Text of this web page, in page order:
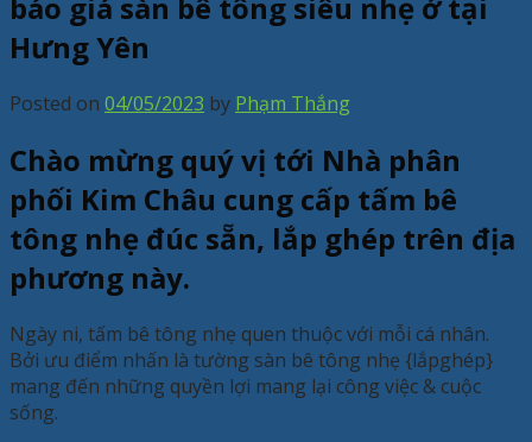
Hưng Yên
Posted on 04/05/2023 by Phạm Thắng
Chào mừng quý vị tới Nhà phân
phối Kim Châu cung cấp tấm bê
tông nhẹ đúc sẵn, lắp ghép trên địa
phương này.
Ngày ni, tấm bê tông nhẹ quen thuộc với mỗi cá nhân.
Bởi ưu điểm nhấn là tường sàn bê tông nhẹ {lắpghép}
mang đến những quyền lợi mang lại công việc & cuộc
sống.